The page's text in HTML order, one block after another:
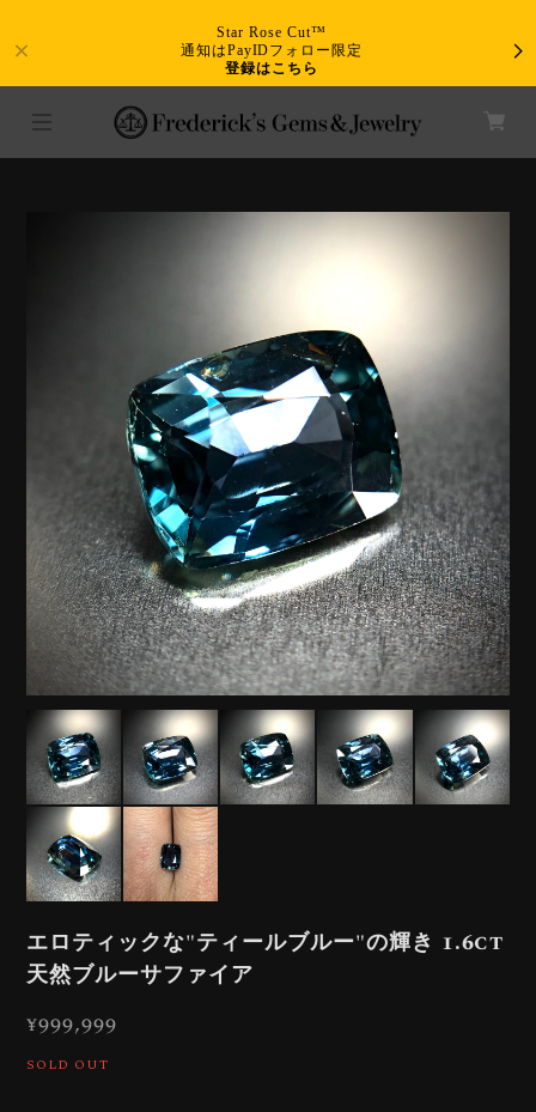
Star Rose Cut™
通知はPayIDフォロー限定
登録はこちら
エロティックな"ティールブルー"の輝き 1.6ct
天然ブルーサファイア
¥999,999
SOLD OUT